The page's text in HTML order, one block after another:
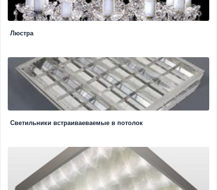
Люстра
Светильники встраиваеваемые в потолок